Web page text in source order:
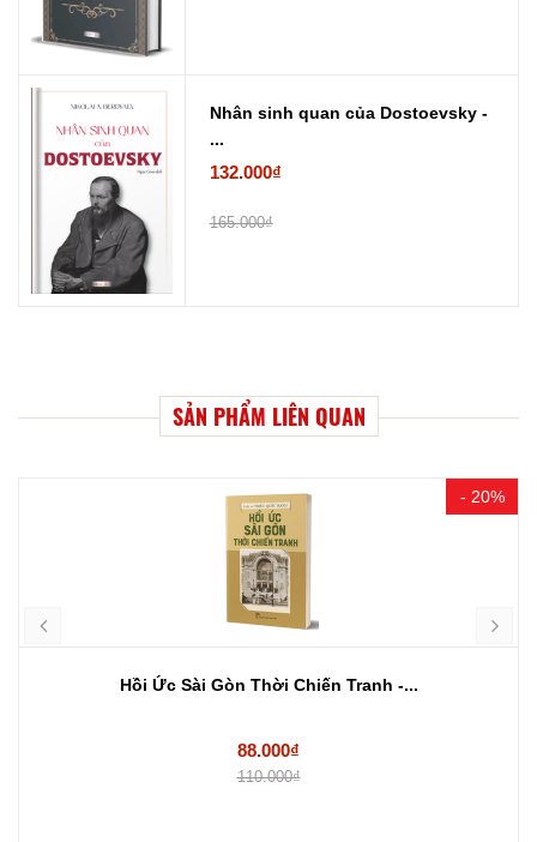
Nhân sinh quan của Dostoevsky -
...
132.000₫
165.000₫
SẢN PHẨM LIÊN QUAN
- 20%
Hồi Ức Sài Gòn Thời Chiến Tranh -...
88.000₫
110.000₫